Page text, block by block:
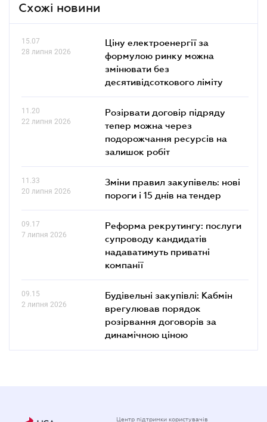
Схожі новини
15.07
28 липня 2026
Ціну електроенергії за
формулою ринку можна
змінювати без
десятивідсоткового ліміту
11.20
22 липня 2026
Розірвати договір підряду
тепер можна через
подорожчання ресурсів на
залишок робіт
11.33
20 липня 2026
Зміни правил закупівель: нові
пороги і 15 днів на тендер
09.17
7 липня 2026
Реформа рекрутингу: послуги
супроводу кандидатів
надаватимуть приватні
компанії
09.15
2 липня 2026
Будівельні закупівлі: Кабмін
врегулював порядок
розірвання договорів за
динамічною ціною
Центр підтримки користувачів